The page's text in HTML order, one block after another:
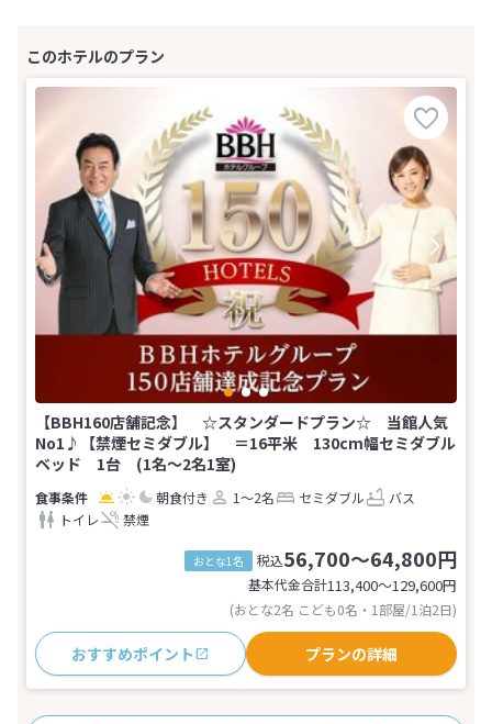
【BBH160店舗記念】 ☆スタンダードプラン☆ 当館人気
No1♪【禁煙セミダブル】 ＝16平米 130cm幅セミダブル
ベッド 1台 (1名～2名1室)
朝食付き 1～2名 セミダブル
バス
トイレ
禁煙
おとな1名 税込56,700～64,800円
基本代金合計113,400〜129,600円
(おとな2名 こども0名・1部屋/1泊2日)
おすすめポイント プランの詳細